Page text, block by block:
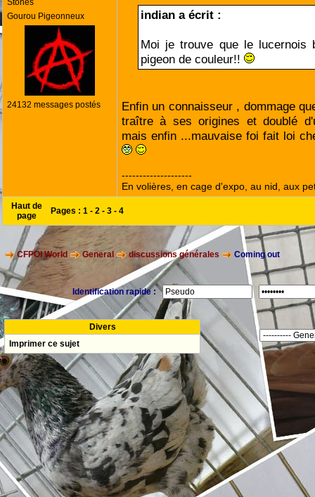
Stones
Gourou Pigeonneux
24132 messages postés
indian a écrit :
Moi je trouve que le lucernois
pigeon de couleur!!
Enfin un connaisseur , dommage
traître à ses origines et doublé
mais enfin ...mauvaise foi fait loi
--------------------
En volières, en cage d'expo, au nid, aux
Haut de
page
Pages : 1 - 2 - 3 - 4
CFPOI World General discussions générales Coming out
Identification rapide :
Divers
Imprimer ce sujet